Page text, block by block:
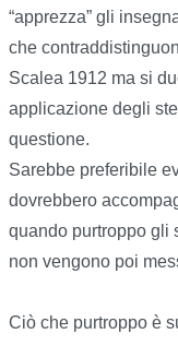
“apprezza” gli
che
Scalea 1912 ma si
applicazione degli
questione.
Sarebbe preferibile
dovrebbero
quando purtroppo gli
non vengono poi
Ciò che purtroppo è